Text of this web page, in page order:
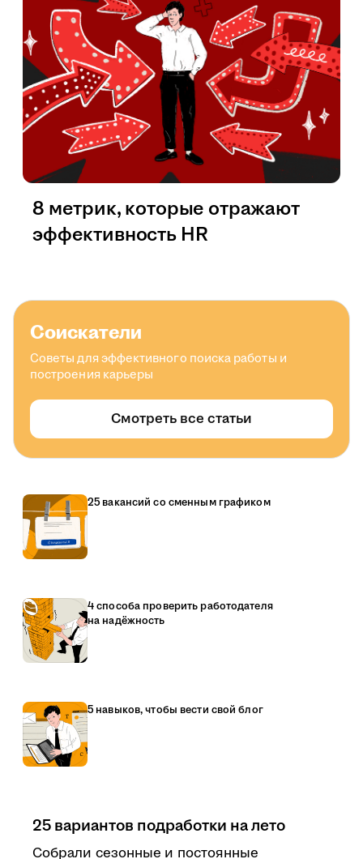
8 метрик, которые отражают
эффективность HR
Соискатели
Советы для эффективного поиска работы и
построения карьеры
Смотреть все статьи
25 вакансий со сменным графиком
4 способа проверить работодателя
на надёжность
5 навыков, чтобы вести свой блог
25 вариантов подработки на лето
Собрали сезонные и постоянные